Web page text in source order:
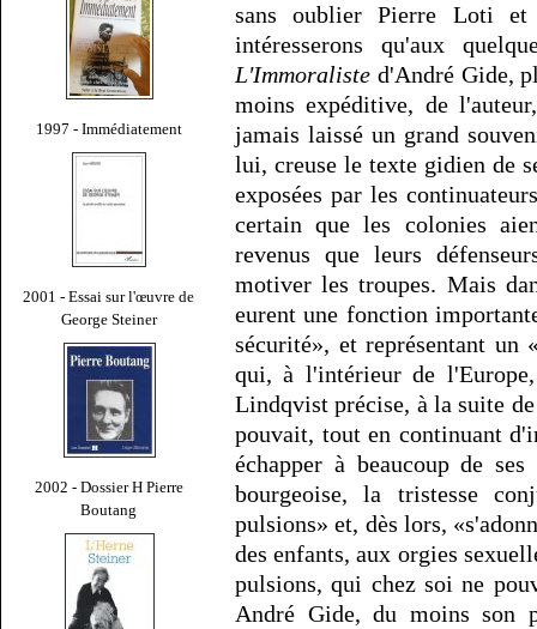
1997 - Immédiatement
2001 - Essai sur l'œuvre de
George Steiner
2002 - Dossier H Pierre
Boutang
sans oublier Pierre Loti et
intéresserons qu'aux
L'Immoraliste d'André Gide,
moins expéditive, de
jamais laissé un grand
lui, creuse le texte gidien de
exposées par les
certain que les colonies
revenus que leurs
motiver les troupes. Mais
eurent une fonction
sécurité», et représentant un
qui, à l'intérieur de
Lindqvist précise, à la suite
pouvait, tout en continuant
échapper à beaucoup de
bourgeoise, la tristesse
pulsions» et, dès lors,
des enfants, aux orgies
pulsions, qui chez soi ne
André Gide, du moins son